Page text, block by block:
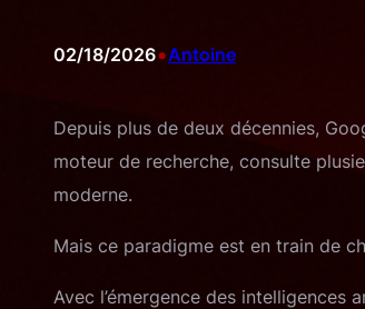
02/18/2026•Antoine
Depuis plus de deux décennies,
moteur de recherche, consulte
moderne.
Mais ce paradigme est en train de
Avec l’émergence des intelligences